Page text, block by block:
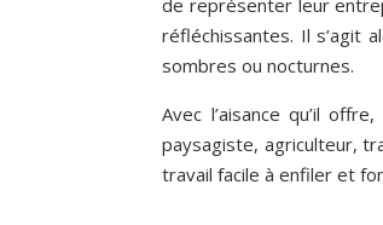
de représenter leur
réfléchissantes. Il s’agit
sombres ou nocturnes.
Avec l’aisance qu’il
paysagiste, agriculteur,
travail facile à enfiler et